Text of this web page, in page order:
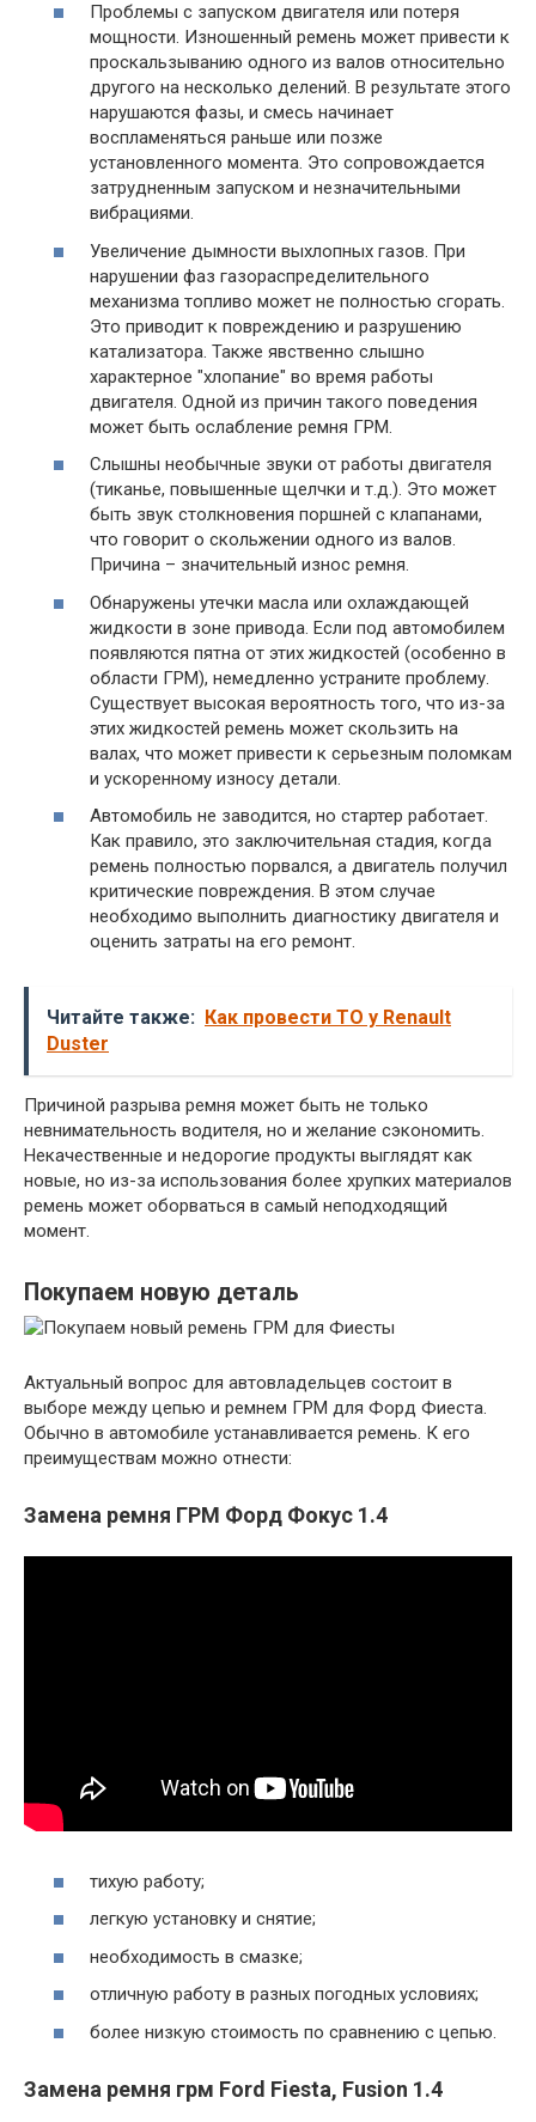
Проблемы с запуском двигателя или потеря
мощности. Изношенный ремень может привести к
проскальзыванию одного из валов относительно
другого на несколько делений. В результате этого
нарушаются фазы, и смесь начинает
воспламеняться раньше или позже
установленного момента. Это сопровождается
затрудненным запуском и незначительными
вибрациями.
Увеличение дымности выхлопных газов. При
нарушении фаз газораспределительного
механизма топливо может не полностью сгорать.
Это приводит к повреждению и разрушению
катализатора. Также явственно слышно
характерное "хлопание" во время работы
двигателя. Одной из причин такого поведения
может быть ослабление ремня ГРМ.
Слышны необычные звуки от работы двигателя
(тиканье, повышенные щелчки и т.д.). Это может
быть звук столкновения поршней с клапанами,
что говорит о скольжении одного из валов.
Причина – значительный износ ремня.
Обнаружены утечки масла или охлаждающей
жидкости в зоне привода. Если под автомобилем
появляются пятна от этих жидкостей (особенно в
области ГРМ), немедленно устраните проблему.
Существует высокая вероятность того, что из-за
этих жидкостей ремень может скользить на
валах, что может привести к серьезным поломкам
и ускоренному износу детали.
Автомобиль не заводится, но стартер работает.
Как правило, это заключительная стадия, когда
ремень полностью порвался, а двигатель получил
критические повреждения. В этом случае
необходимо выполнить диагностику двигателя и
оценить затраты на его ремонт.
Читайте также: Как провести ТО у Renault
Duster
Причиной разрыва ремня может быть не только
невнимательность водителя, но и желание сэкономить.
Некачественные и недорогие продукты выглядят как
новые, но из-за использования более хрупких материалов
ремень может оборваться в самый неподходящий
момент.
Покупаем новую деталь
Актуальный вопрос для автовладельцев состоит в
выборе между цепью и ремнем ГРМ для Форд Фиеста.
Обычно в автомобиле устанавливается ремень. К его
преимуществам можно отнести:
Замена ремня ГРМ Форд Фокус 1.4
тихую работу;
легкую установку и снятие;
необходимость в смазке;
отличную работу в разных погодных условиях;
более низкую стоимость по сравнению с цепью.
Замена ремня грм Ford Fiesta, Fusion 1.4